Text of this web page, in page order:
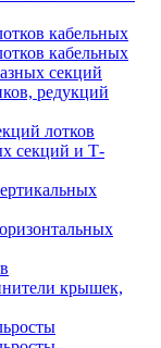
кабельных
кабельных
секций
редукций
лотков
секций и Т-
крышек,